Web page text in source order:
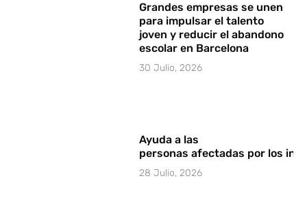
Grandes empresas se unen
para impulsar el talento
joven y reducir el abandono
escolar en Barcelona
30 Julio, 2026
Ayuda a las
personas afectadas por los
28 Julio, 2026